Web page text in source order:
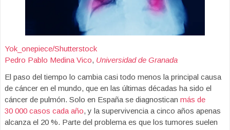
Yok_onepiece/Shutterstock
Pedro Pablo Medina Vico, Universidad de Granada
El paso del tiempo lo cambia casi todo menos la principal causa
de cáncer en el mundo, que en las últimas décadas ha sido el
cáncer de pulmón. Solo en España se diagnostican más de
30 000 casos cada año, y la supervivencia a cinco años apenas
alcanza el 20 %. Parte del problema es que los tumores suelen